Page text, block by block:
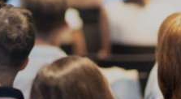
智能优化芯片